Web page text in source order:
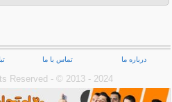
درباره ما تماس با ما
Reserved - © 2013 - 2024